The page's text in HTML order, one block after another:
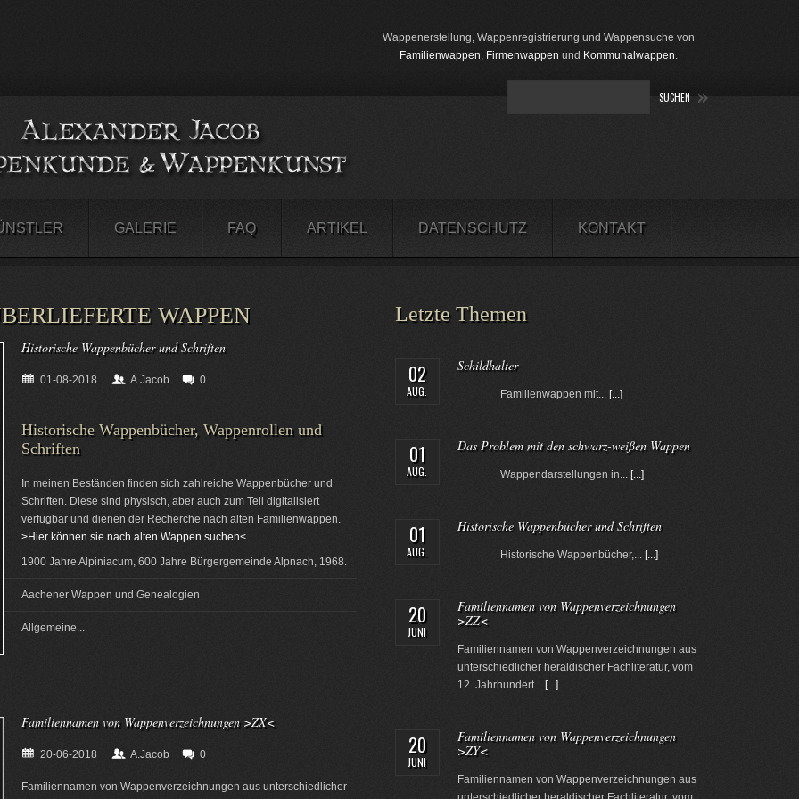
Wappenerstellung, Wappenregistrierung und Wappensuche von
Familienwappen, Firmenwappen und Kommunalwappen.
GALERIE FAQ ARTIKEL DATENSCHUTZ KONTAKT
WAPPEN
Historische Wappenbücher und Schriften
01-08-2018 A.Jacob 0
Historische Wappenbücher, Wappenrollen und
Schriften
In meinen Beständen finden sich zahlreiche Wappenbücher und
Schriften. Diese sind physisch, aber auch zum Teil digitalisiert
verfügbar und dienen der Recherche nach alten Familienwappen.
>Hier können sie nach alten Wappen suchen<
1900 Jahre Alpiniacum, 600 Jahre Bürgergemeinde Alpnach, 1968.
Aachener Wappen und Genealogien
Allgemeine...
Familiennamen von Wappenverzeichnungen >ZX<
20-06-2018 A.Jacob 0
Familiennamen von Wappenverzeichnungen aus unterschiedlicher
Letzte Themen
02
AUG.
Schildhalter
Familienwappen mit... [...]
01
AUG.
Das Problem mit den schwarz-weißen Wappen
Wappendarstellungen in... [...]
01
AUG.
Historische Wappenbücher und Schriften
Historische Wappenbücher,... [...]
20
JUNI
Familiennamen von Wappenverzeichnungen
>ZZ<
Familiennamen von Wappenverzeichnungen aus
unterschiedlicher heraldischer Fachliteratur, vom
12. Jahrhundert... [...]
20
JUNI
Familiennamen von Wappenverzeichnungen
>ZY<
Familiennamen von Wappenverzeichnungen aus